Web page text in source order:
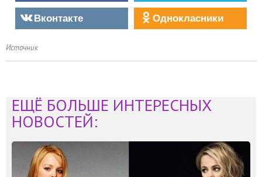
Вконтакте
Однокласники
Источник
ЕЩЁ БОЛЬШЕ ИНТЕРЕСНЫХ
НОВОСТЕЙ: